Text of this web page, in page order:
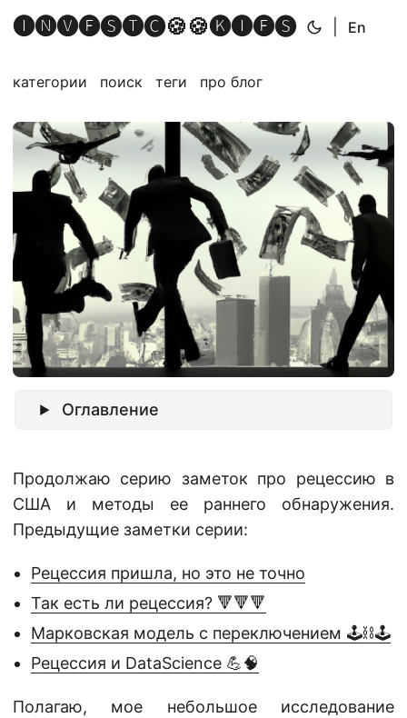
🅘🅝🅥🅔🅢🅣🅒🍪🍪🅚🅘🅔🅢 En
категории поиск теги про блог
Оглавление
Продолжаю серию заметок про рецессию в
США и методы ее раннего обнаружения.
Предыдущие заметки серии:
Рецессия пришла, но это не точно
Так есть ли рецессия? 🔻🔻🔻
Марковская модель с переключением 🕹⛓🕹
Рецессия и DataScience 💪🧠
Полагаю, мое небольшое исследование